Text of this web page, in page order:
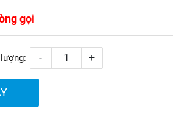
gọi
- +